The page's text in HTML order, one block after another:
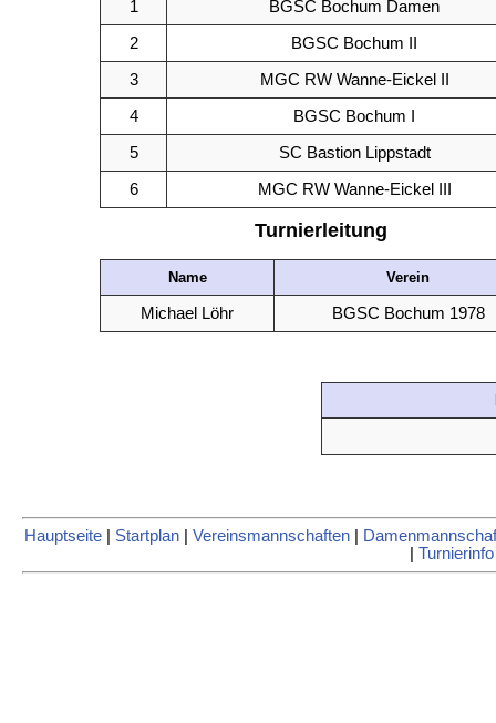
1 BGSC Bochum Damen
2 BGSC Bochum II
3 MGC RW Wanne-Eickel II
4 BGSC Bochum I
5 SC Bastion Lippstadt
6 MGC RW Wanne-Eickel III
Turnierleitung
Name Verein
Michael Löhr BGSC Bochum 1978
Hauptseite| Startplan| Vereinsmannschaften|
Turnierinfo